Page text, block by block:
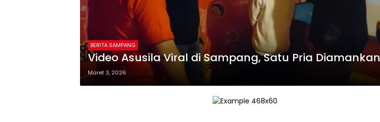
BERITA SAMPANG
Video Asusila Viral di Sampang, Satu Pria Diamankan
Maret 3, 2026